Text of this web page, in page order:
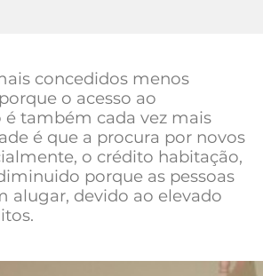
concedidos menos
o acesso ao
também cada vez mais
é que a procura por novos
o crédito habitação,
porque as pessoas
alugar, devido ao elevado